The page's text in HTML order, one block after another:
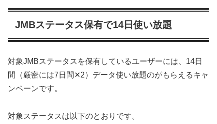
JMBステータス保有で14日使い放題
対象JMBステータスを保有しているユーザーには、14日
間（厳密には7日間✕2）データ使い放題のがもらえるキャ
ンペーンです。
対象ステータスは以下のとおりです。